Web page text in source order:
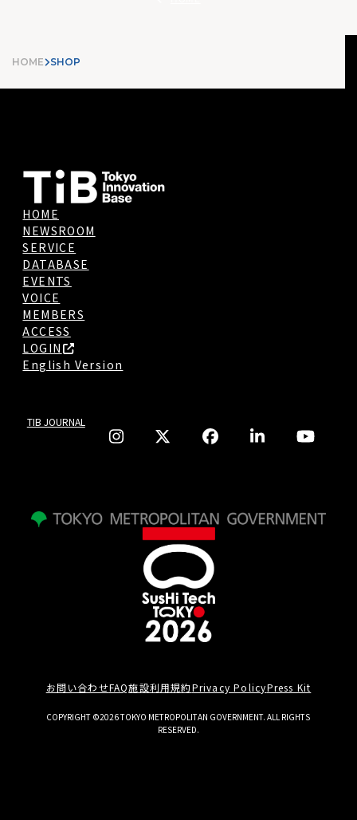
HOME SHOP
HOME
NEWSROOM
SERVICE
DATABASE
EVENTS
VOICE
MEMBERS
ACCESS
LOGIN
English Version
TIB JOURNAL
お問い合わせFAQ施設利用規約Privacy PolicyPress Kit
COPYRIGHT ©2026 TOKYO METROPOLITAN GOVERNMENT. ALL RIGHTS
RESERVED.